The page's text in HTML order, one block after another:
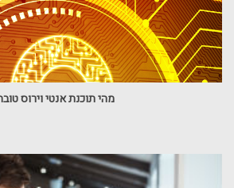
מהי תוכנת אנטי וירוס